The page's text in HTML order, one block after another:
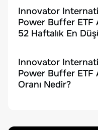
Innovator
Power Buffer ETF
52 Haftalık En
Innovator
Power Buffer ETF
Oranı Nedir?